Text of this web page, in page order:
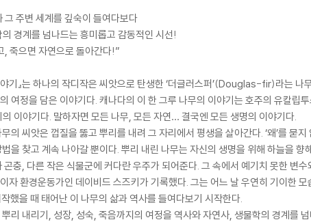
주변 세계를 깊숙이 들여다보다
경계를 넘나드는 흥미롭고 감동적인 시선!
, 죽으면 자연으로 돌아간다!”
야기』는 하나의 작디작은 씨앗으로 탄생한 ‘더글러스퍼’(Douglas-fir)라는
여정을 담은 이야기다. 캐나다의 이 한 그루 나무의 이야기는 호주의 유칼
이야기다. 말하자면 모든 나무, 모든 자연… 결국엔 모든 생명의 이야기다.
의 씨앗은 껍질을 뚫고 뿌리를 내려 그 자리에서 평생을 살아간다. ‘왜’를 묻
을 찾고 계속 나아갈 뿐이다. 뿌리 내린 나무는 자신의 생명을 위해 하늘을
곤충, 다른 작은 식물군에 커다란 우주가 되어준다. 그 속에서 예기치 못한 변
자 환경운동가인 데이비드 스즈키가 기록했다. 그는 어느 날 우연히 기이한
작했을 때 태어난 이 나무의 삶과 역사를 들여다보기 시작한다.
리 내리기, 성장, 성숙, 죽음까지의 여정을 역사와 자연사, 생물학의 경계를